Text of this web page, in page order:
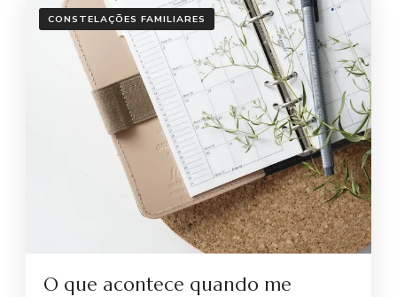
CONSTELAÇÕES FAMILIARES
O que acontece quando me